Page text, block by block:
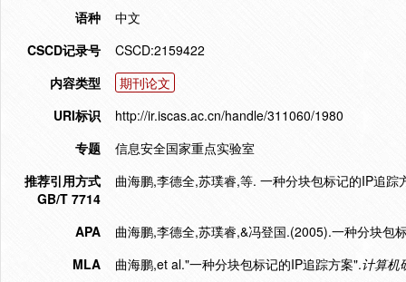
语种
中文
CSCD记录号
CSCD:2159422
内容类型
期刊论文
URI标识
http://ir.iscas.ac.cn/handle/311060/1980
专题
信息安全国家重点实验室
推荐引用方式
GB/T 7714
曲海鹏,李德全,苏璞睿,等. 一种分块包标记的IP追
APA
曲海鹏,李德全,苏璞睿,&冯登国.(2005).一种分块包
MLA
曲海鹏,et al."一种分块包标记的IP追踪方案".计算机